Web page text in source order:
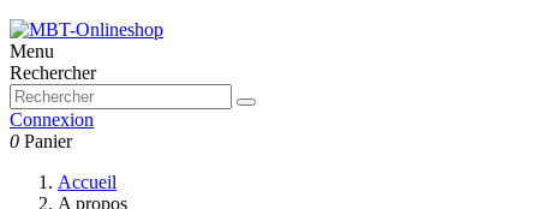
Menu
Rechercher
Connexion
0 Panier
Accueil
A propos